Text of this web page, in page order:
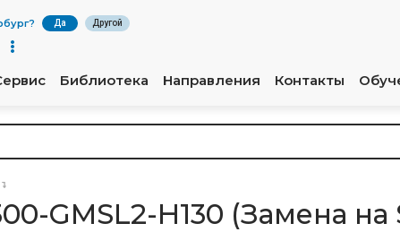
? Да Другой
Библиотека Направления Контакты
GMSL2-H130 (Замена на